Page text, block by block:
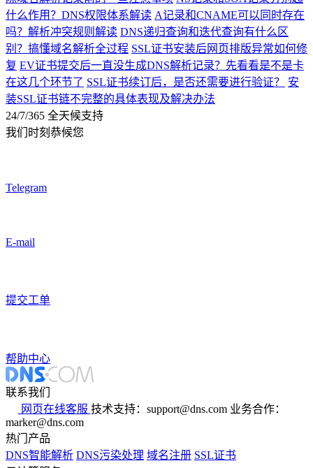
什么作用？DNS权限体系解读 A记录和CNAME可以同时存在
吗？解析冲突规则解读 DNS递归查询和迭代查询有什么区
别？搞懂域名解析全过程 SSL证书安装后网页排版异常如何修
复 EV证书提交后一直没生成DNS解析记录？先看看是不是卡
在这几个环节了 SSL证书续订后，是否还需要进行验证？
安
装SSL证书链不完整的具体表现及解决办法
24/7/365 全天候支持
我们时刻恭候您
Telegram
E-mail
提交工单
帮助中心
联系我们
网页在线客服 技术支持：support@dns.com 业务合作：
marker@dns.com
热门产品
DNS智能解析 DNS污染处理 域名注册 SSL证书